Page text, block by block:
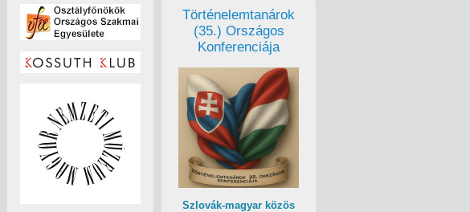
Történelemtanárok
(35.) Országos
Konferenciája
Szlovák-magyar közös